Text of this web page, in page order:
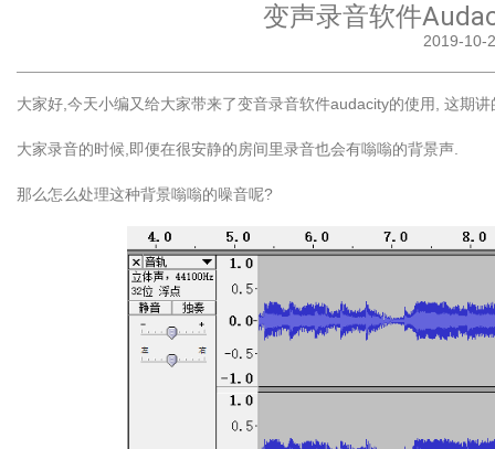
变声录音软件
2019-
大家好,今天小编又给大家带来了变音录音软件audacity的使用, 这期
大家录音的时候,即便在很安静的房间里录音也会有嗡嗡的背景声.
那么怎么处理这种背景嗡嗡的噪音呢?